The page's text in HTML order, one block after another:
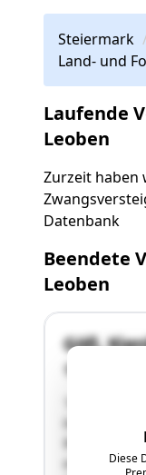
Steiermark
Land- und
Laufende
Leoben
Zurzeit haben
Datenbank
Beendete
Leoben
Diese
Göß,
"Im Kataster
Wald
um eine nach